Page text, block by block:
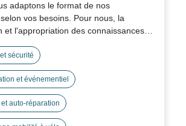
adaptons le format de nos
vos besoins. Pour nous, la
et l'appropriation des connaissances
sécurité
et événementiel
auto-réparation